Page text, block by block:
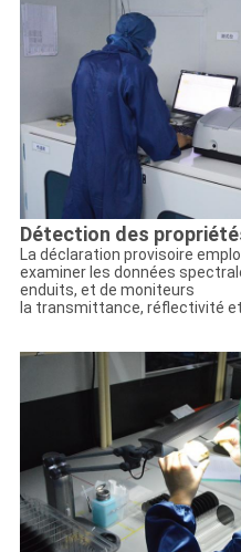
Détection des
La déclaration provisoire
examiner les données
enduits, et de moniteurs
la transmittance, réflectivité